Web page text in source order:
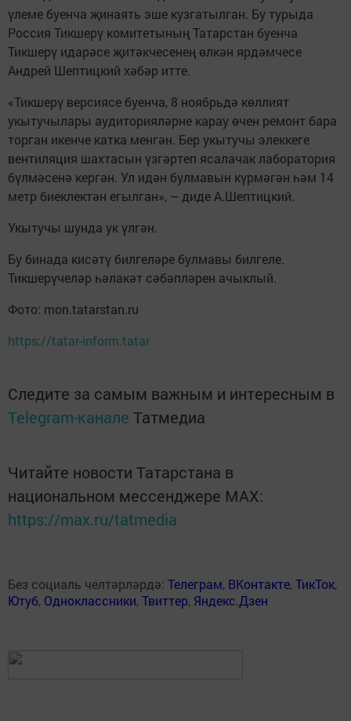
үлеме буенча җинаять эше кузгатылган. Бу турыда
Россия Тикшерү комитетының Татарстан буенча
Тикшерү идарәсе җитәкчесенең өлкән ярдәмчесе
Андрей Шептицкий хәбәр итте.
«Тикшерү версиясе буенча, 8 ноябрьдә көллият
укытучылары аудиторияләрне карау өчен ремонт бара
торган икенче катка менгән. Бер укытучы элеккеге
вентиляция шахтасын үзгәртеп ясалачак лаборатория
бүлмәсенә кергән. Ул идән булмавын күрмәгән һәм 14
метр биеклектән егылган», – диде А.Шептицкий.
Укытучы шунда ук үлгән.
Бу бинада кисәтү билгеләре булмавы билгеле.
Тикшерүчеләр һәлакәт сәбәпләрен ачыклый.
Фото: mon.tatarstan.ru
https://tatar-inform.tatar
Следите за самым важным и интересным в
Telegram-канале Татмедиа
Читайте новости Татарстана в
национальном мессенджере MАХ:
https://max.ru/tatmedia
Без социаль челтәрләрдә: Телеграм, ВКонтакте,ТикТок,
Ютуб, Одноклассники,Твиттер, Яндекс.Дзен